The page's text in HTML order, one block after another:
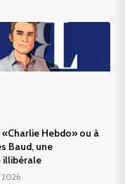
«Charlie Hebdo» ou à
Baud, une
illibérale
2026